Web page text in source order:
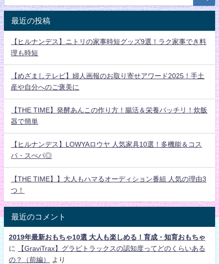
最近の投稿
【ヒルナンデス】ニトリの家事時短グッズ9選！ラク家事でき料
理も時短
【めざましテレビ】婦人画報のお取り寄せアワード2025！手土
産や自分へのご褒美に
【THE TIME】発酵あんこの作り方！腸活＆栄養バッチリ！炊飯
器で簡単
【ヒルナンデス】LOWYAロウヤ 人気家具10選！多機能＆コス
パ・スぺパ◎
【THE TIME】】大人もハマるオーディション番組 人気の理由3
つ！
最近のコメント
2019年最新おもちゃ10選 大人も楽しめる！育成・知育おもちゃ
に
【GraviTrax】グラビトラックスの認知度ってどのくらいある
の？（前編）
より